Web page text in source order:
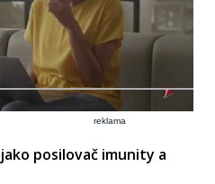
reklama
posilovač imunity a